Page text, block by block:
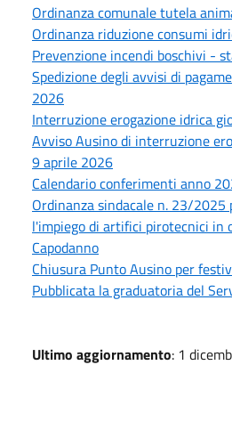
Ordinanza comunale tutela
Ordinanza riduzione consumi
Prevenzione incendi boschivi -
Spedizione degli avvisi di
2026
Interruzione erogazione idrica
Avviso Ausino di interruzione
9 aprile 2026
Calendario conferimenti anno
Ordinanza sindacale n. 23/2025
l'impiego di artifici pirotecnici in
Capodanno
Chiusura Punto Ausino per
Pubblicata la graduatoria del
Ultimo aggiornamento: 1